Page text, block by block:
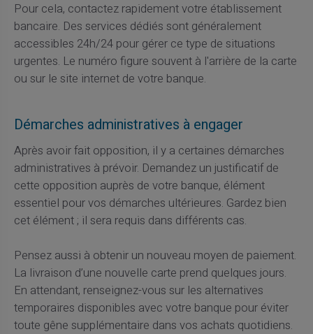
Pour cela, contactez rapidement votre établissement
bancaire. Des services dédiés sont généralement
accessibles 24h/24 pour gérer ce type de situations
urgentes. Le numéro figure souvent à l'arrière de la carte
ou sur le site internet de votre banque.
Démarches administratives à engager
Après avoir fait opposition, il y a certaines démarches
administratives à prévoir. Demandez un justificatif de
cette opposition auprès de votre banque, élément
essentiel pour vos démarches ultérieures. Gardez bien
cet élément ; il sera requis dans différents cas.
Pensez aussi à obtenir un nouveau moyen de paiement.
La livraison d’une nouvelle carte prend quelques jours.
En attendant, renseignez-vous sur les alternatives
temporaires disponibles avec votre banque pour éviter
toute gêne supplémentaire dans vos achats quotidiens.